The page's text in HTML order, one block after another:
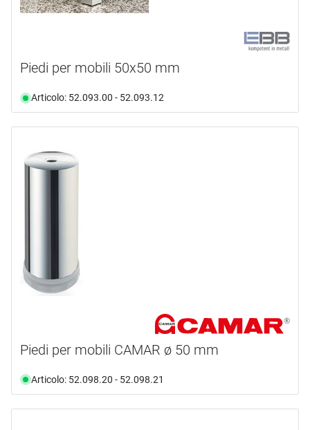
Piedi per mobili 50x50 mm
Articolo: 52.093.00 - 52.093.12
Piedi per mobili CAMAR ø 50 mm
Articolo: 52.098.20 - 52.098.21